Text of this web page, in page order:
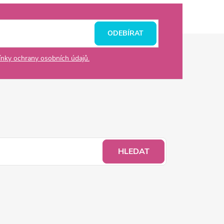
ochrany osobních údajů.
ODEBÍRAT
HLEDAT